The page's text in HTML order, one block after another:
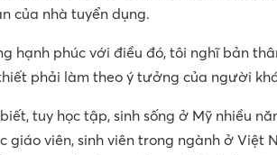
của nhà tuyển dụng.
hạnh phúc với điều đó, tôi nghĩ bản
phải làm theo ý tưởng của người
tuy học tập, sinh sống ở Mỹ nhiều
giáo viên, sinh viên trong ngành ở Việt